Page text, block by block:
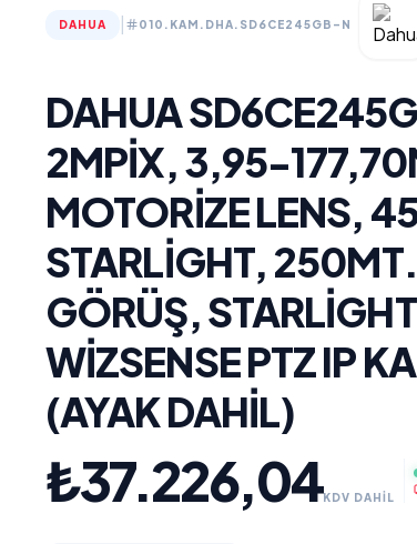
DAHUA 010.KAM.DHA.SD6CE245GB-N
DAHUA
2MPIX, 3,95-
MOTORIZE LENS,
STARLIGHT,
GÖRÜŞ,
WIZSENSE PTZ IP
(AYAK DAHIL)
₺37.226,04KDV DAHİL